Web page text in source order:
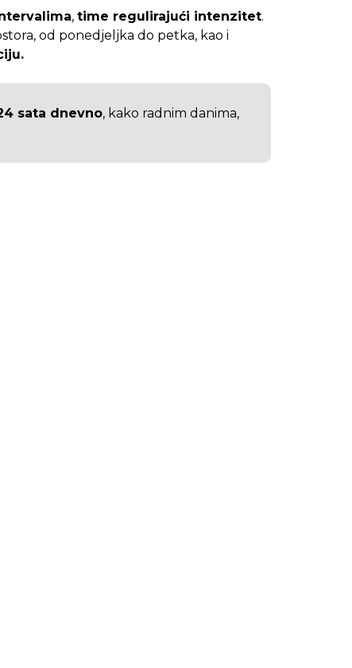
, time regulirajući intenzitet.
od ponedjeljka do petka, kao i
sata dnevno, kako radnim danima,